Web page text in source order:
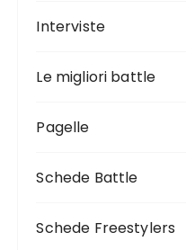
Interviste
Le migliori battle
Pagelle
Schede Battle
Schede Freestylers